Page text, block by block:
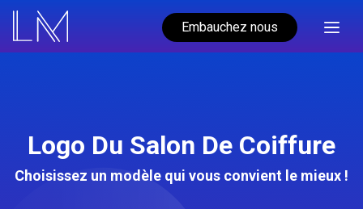
Embauchez nous
Logo Du Salon De Coiffure
Choisissez un modèle qui vous convient le mieux !